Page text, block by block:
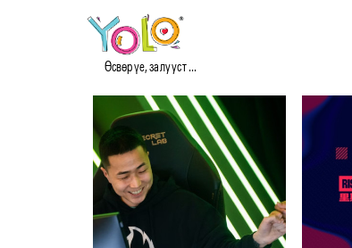
Өсвөр үе, залууст ...#SPORTS МЭДЭЭ